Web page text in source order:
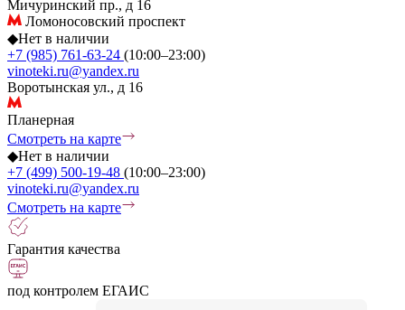
Мичуринский пр., д 16
Ломоносовский проспект
◆Нет в наличии
+7 (985) 761-63-24 (10:00–23:00)
vinoteki.ru@yandex.ru
Воротынская ул., д 16
Планерная
Смотреть на карте
◆Нет в наличии
+7 (499) 500-19-48 (10:00–23:00)
vinoteki.ru@yandex.ru
Смотреть на карте
Гарантия качества
под контролем ЕГАИС